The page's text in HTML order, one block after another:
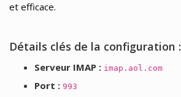
et efficace.
Détails clés de la configuration :
Serveur IMAP : imap.aol.com
Port : 993